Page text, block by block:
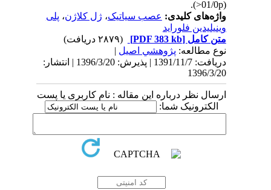
واژه‌های کلیدی:عصب سیاتیک،ژل کلاژن ،پلی
وینیلیدین فلوراید
متن کامل[PDF 383 kb]
نوع مطالعه:پژوهشي اصیل|
دریافت: 1391/11/7 | پذیرش: 1396/3/20 | انتشار:
1396/3/20
ارسال نظر درباره این مقاله : نام کاربری یا پست
الکترونیک شما: